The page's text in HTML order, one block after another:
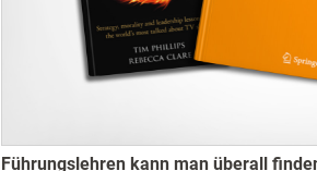
Führungslehren kann man überall